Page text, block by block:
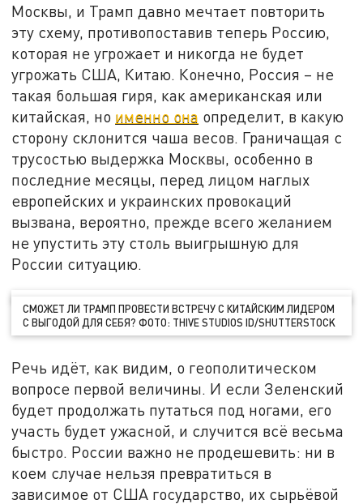
Москвы, и Трамп давно мечтает повторить
эту схему, противопоставив теперь Россию,
которая не угрожает и никогда не будет
угрожать США, Китаю. Конечно, Россия – не
такая большая гиря, как американская или
китайская, но именно она определит, в какую
сторону склонится чаша весов. Граничащая с
трусостью выдержка Москвы, особенно в
последние месяцы, перед лицом наглых
европейских и украинских провокаций
вызвана, вероятно, прежде всего желанием
не упустить эту столь выигрышную для
России ситуацию.
СМОЖЕТ ЛИ ТРАМП ПРОВЕСТИ ВСТРЕЧУ С КИТАЙСКИМ ЛИДЕРОМ
С ВЫГОДОЙ ДЛЯ СЕБЯ? ФОТО: THIVE STUDIOS ID/SHUTTERSTOCK
Речь идёт, как видим, о геополитическом
вопросе первой величины. И если Зеленский
будет продолжать путаться под ногами, его
участь будет ужасной, и случится всё весьма
быстро. России важно не продешевить: ни в
коем случае нельзя превратиться в
зависимое от США государство, их сырьёвой